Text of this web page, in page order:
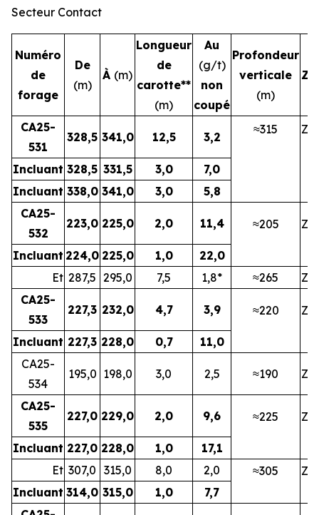
Secteur Contact
Numéro
de
forage
De
(m)
À (m)
Longueur
de
carotte**
(m)
Au
(g/t)
non
coupé
Profondeur
verticale
(m)
CA25-
531
328,5 341,0 12,5 3,2
≈315
Incluant 328,5 331,5 3,0
7,0
Incluant 338,0 341,0 3,0
5,8
CA25-
532
223,0 225,0 2,0 11,4 ≈205
Incluant 224,0 225,0 1,0
22,0
Et 287,5 295,0 7,5 1,8* ≈265
CA25-
533
227,3 232,0 4,7 3,9 ≈220
Incluant 227,3 228,0 0,7
11,0
CA25-
534
195,0 198,0 3,0 2,5 ≈190
CA25-
535
227,0 229,0 2,0 9,6 ≈225
Incluant 227,0 228,0 1,0
17,1
Et 307,0 315,0 8,0 2,0 ≈305
Incluant 314,0 315,0 1,0
7,7